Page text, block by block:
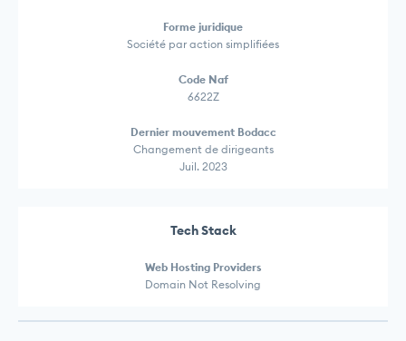
Forme juridique
Société par action simplifiées
Code Naf
6622Z
Dernier mouvement Bodacc
Changement de dirigeants
Juil. 2023
Tech Stack
Web Hosting Providers
Domain Not Resolving